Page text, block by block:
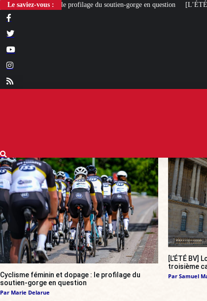
Le saviez-vous :
du soutien-gorge en question [L’ÉTÉ BV] Louvre Nouvelle
Cyclisme féminin et dopage : le profilage du
soutien-gorge en question
Par Marie Delarue
[L’ÉTÉ BV]
troisième
Par Samuel